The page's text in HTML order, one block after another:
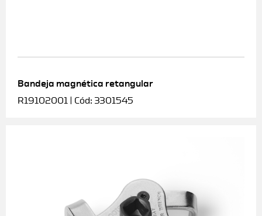
Bandeja magnética retangular
R19102001 | Cód: 3301545